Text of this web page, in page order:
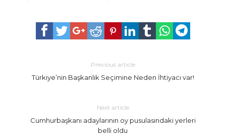
Previous article
Türkiye’nin Başkanlık Seçimine Neden İhtiyacı var!
Next article
Cumhurbaşkanı adaylarının oy pusulasındaki yerleri
belli oldu